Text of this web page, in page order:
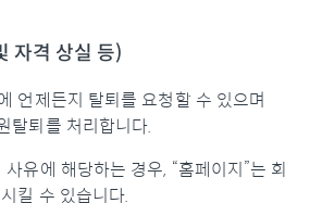
자격 상실 등)
언제든지 탈퇴를 요청할 수 있으며
탈퇴를 처리합니다.
유에 해당하는 경우, “홈페이지”는 회
킬 수 있습니다.